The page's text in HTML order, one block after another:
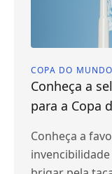
COPA DO MUNDO
Conheça a
para a Copa
Conheça a